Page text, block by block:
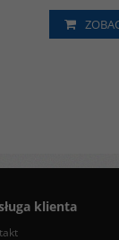
klienta